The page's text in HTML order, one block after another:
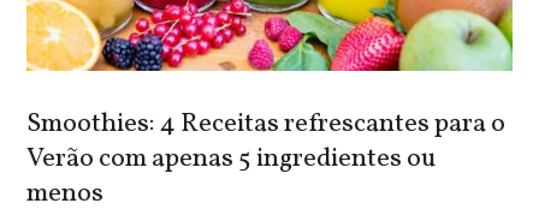
Smoothies: 4 Receitas refrescantes para o
Verão com apenas 5 ingredientes ou
menos